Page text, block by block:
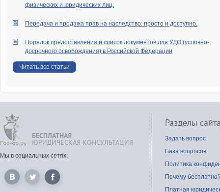
физических и юридических лиц.
Передача и продажа прав на наследство: просто и доступно.
Порядок предоставления и список документов для УДО (условно-
досрочного освобождения) в Российской Федерации
Читать все статьи
БЕСПЛАТНАЯ
ЮРИДИЧЕСКАЯ КОНСУЛЬТАЦИЯ
Мы в социальных сетях:
Разделы
Задать вопрос
База вопросов
Политика
Почему
Платная